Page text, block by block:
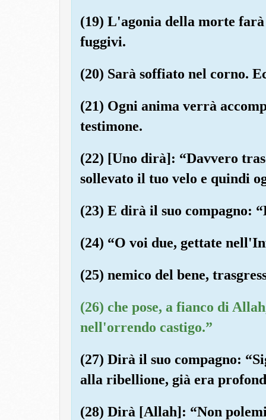
(19) L'agonia della morte
fuggivi.
(20) Sarà soffiato nel corno.
(21) Ogni anima verrà
testimone.
(22) [Uno dirà]: “Davvero
sollevato il tuo velo e quindi
(23) E dirà il suo compagno:
(24) “O voi due, gettate
(25) nemico del bene,
(26) che pose, a fianco di
nell'orrendo castigo.”
(27) Dirà il suo compagno:
alla ribellione, già era
(28) Dirà [Allah]: “Non